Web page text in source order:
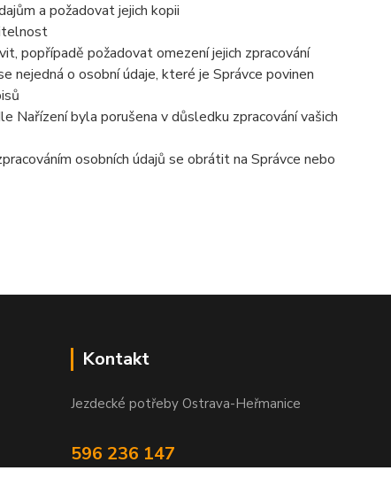
a požadovat jejich kopii
popřípadě požadovat omezení jejich zpracování
nejedná o osobní údaje, které je Správce povinen
Nařízení byla porušena v důsledku zpracování vašich
osobních údajů se obrátit na Správce nebo
Kontakt
Jezdecké potřeby Ostrava-Heřmanice
596 236 147